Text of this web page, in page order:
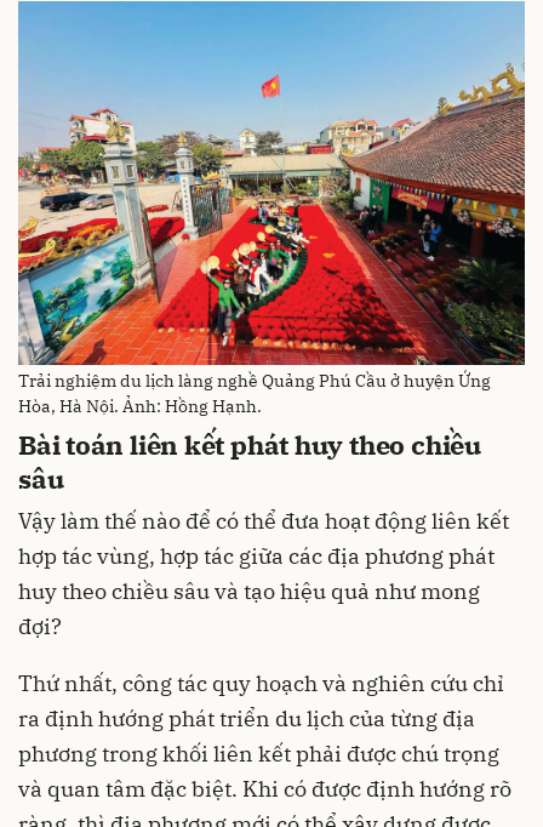
Trải nghiệm du lịch làng nghề Quảng Phú Cầu ở huyện Ứng
Hòa, Hà Nội. Ảnh: Hồng Hạnh.
Bài toán liên kết phát huy theo chiều
sâu
Vậy làm thế nào để có thể đưa hoạt động liên kết
hợp tác vùng, hợp tác giữa các địa phương phát
huy theo chiều sâu và tạo hiệu quả như mong
đợi?
Thứ nhất, công tác quy hoạch và nghiên cứu chỉ
ra định hướng phát triển du lịch của từng địa
phương trong khối liên kết phải được chú trọng
và quan tâm đặc biệt. Khi có được định hướng rõ